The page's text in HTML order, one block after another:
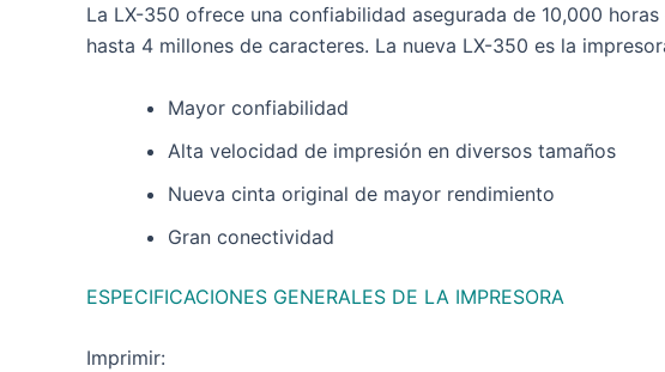
La LX-350 ofrece una confiabilidad asegurada de 10,000
hasta 4 millones de caracteres. La nueva LX-350 es la
Mayor confiabilidad
Alta velocidad de impresión en diversos tamaños
Nueva cinta original de mayor rendimiento
Gran conectividad
ESPECIFICACIONES GENERALES DE LA IMPRESORA
Imprimir: